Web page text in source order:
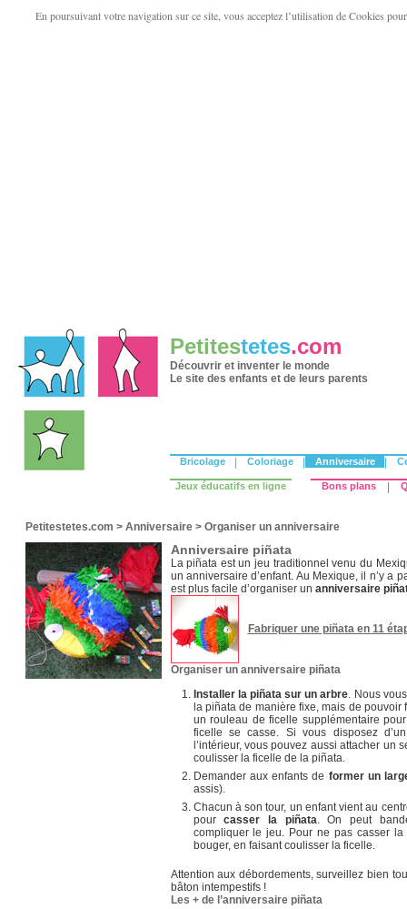
En poursuivant votre navigation sur ce site, vous acceptez l’utilisation de Cookies
Petitestetes.com
Découvrir et inventer le monde
Le site des enfants et de leurs parents
Bricolage Coloriage Anniversaire
Jeux éducatifs en ligne Bons plans
Petitestetes.com > Anniversaire > Organiser un anniversaire
Anniversaire piñata
La piñata est un jeu traditionnel venu du
un anniversaire d’enfant. Au Mexique, il n’y a
est plus facile d’organiser un anniversaire
Fabriquer une piñata en 11
Organiser un anniversaire piñata
Installer la piñata sur un arbre. Nous
la piñata de manière fixe, mais de
un rouleau de ficelle supplémentaire
ficelle se casse. Si vous disposez
l’intérieur, vous pouvez aussi attacher un
coulisser la ficelle de la piñata.
Demander aux enfants de former un
assis).
Chacun à son tour, un enfant vient au
pourcasser la piñata. On peut
compliquer le jeu. Pour ne pas casser
bouger, en faisant coulisser la ficelle.
Attention aux débordements, surveillez bien
bâton intempestifs !
Les + de l’anniversaire piñata